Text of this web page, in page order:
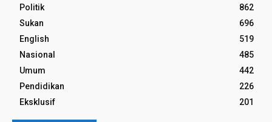
Politik
862
Sukan
696
English
519
Nasional
485
Umum
442
Pendidikan
226
Eksklusif
201